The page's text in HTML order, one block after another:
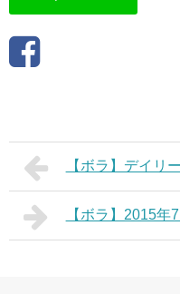
【ボラ】デイリ
【ボラ】2015年
お問い合わせ